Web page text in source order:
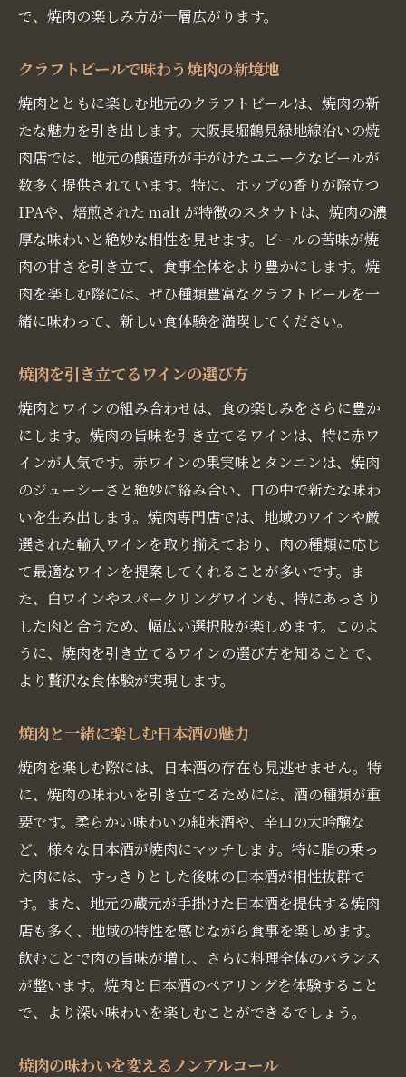
で、焼肉の楽しみ方が一層広がります。
クラフトビールで味わう焼肉の新境地
焼肉とともに楽しむ地元のクラフトビールは、焼肉の新
たな魅力を引き出します。大阪長堀鶴見緑地線沿いの焼
肉店では、地元の醸造所が手がけたユニークなビールが
数多く提供されています。特に、ホップの香りが際立つ
IPAや、焙煎された malt が特徴のスタウトは、焼肉の濃
厚な味わいと絶妙な相性を見せます。ビールの苦味が焼
肉の甘さを引き立て、食事全体をより豊かにします。焼
肉を楽しむ際には、ぜひ種類豊富なクラフトビールを一
緒に味わって、新しい食体験を満喫してください。
焼肉を引き立てるワインの選び方
焼肉とワインの組み合わせは、食の楽しみをさらに豊か
にします。焼肉の旨味を引き立てるワインは、特に赤ワ
インが人気です。赤ワインの果実味とタンニンは、焼肉
のジューシーさと絶妙に絡み合い、口の中で新たな味わ
いを生み出します。焼肉専門店では、地域のワインや厳
選された輸入ワインを取り揃えており、肉の種類に応じ
て最適なワインを提案してくれることが多いです。ま
た、白ワインやスパークリングワインも、特にあっさり
した肉と合うため、幅広い選択肢が楽しめます。このよ
うに、焼肉を引き立てるワインの選び方を知ることで、
より贅沢な食体験が実現します。
焼肉と一緒に楽しむ日本酒の魅力
焼肉を楽しむ際には、日本酒の存在も見逃せません。特
に、焼肉の味わいを引き立てるためには、酒の種類が重
要です。柔らかい味わいの純米酒や、辛口の大吟醸な
ど、様々な日本酒が焼肉にマッチします。特に脂の乗っ
た肉には、すっきりとした後味の日本酒が相性抜群で
す。また、地元の蔵元が手掛けた日本酒を提供する焼肉
店も多く、地域の特性を感じながら食事を楽しめます。
飲むことで肉の旨味が増し、さらに料理全体のバランス
が整います。焼肉と日本酒のペアリングを体験すること
で、より深い味わいを楽しむことができるでしょう。
焼肉の味わいを変えるノンアルコール